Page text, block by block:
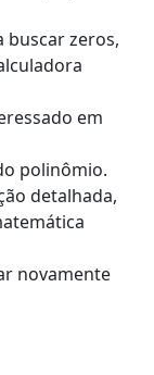
buscar zeros,
em
polinômio.
detalhada,
novamente